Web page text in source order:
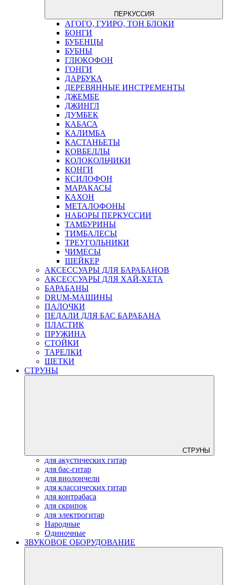
ПЕРКУССИЯ
АГОГО, ГУИРО, ТОН БЛОКИ
БОНГИ
БУБЕНЦЫ
БУБНЫ
ГЛЮКОФОН
ГОНГИ
ДАРБУКА
ДЕРЕВЯННЫЕ ИНСТРЕМЕНТЫ
ДЖЕМБЕ
ДЖИНГЛ
ДУМБЕК
КАБАСА
КАЛИМБА
КАСТАНЬЕТЫ
КОВБЕЛЛЫ
КОЛОКОЛЬЧИКИ
КОНГИ
КСИЛОФОН
МАРАКАСЫ
КАХОН
МЕТАЛОФОНЫ
НАБОРЫ ПЕРКУССИИ
ТАМБУРИНЫ
ТИМБАЛЕСЫ
ТРЕУГОЛЬНИКИ
ЧИМЕСЫ
ШЕЙКЕР
АКСЕССУАРЫ ДЛЯ БАРАБАНОВ
АКСЕССУАРЫ ДЛЯ ХАЙ-ХЕТА
БАРАБАНЫ
DRUM-МАШИНЫ
ПАЛОЧКИ
ПЕДАЛИ ДЛЯ БАС БАРАБАНА
ПЛАСТИК
ПРУЖИНА
СТОЙКИ
ТАРЕЛКИ
ЩЕТКИ
СТРУНЫ
СТРУНЫ
для акустических гитар
для бас-гитар
для виолончели
для классических гитар
для контрабаса
для скрипок
для электрогитар
Народные
Одиночные
ЗВУКОВОЕ ОБОРУДОВАНИЕ